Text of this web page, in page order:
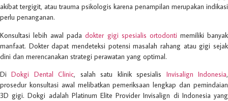
akibat tergigit, atau trauma psikologis karena penampilan merupakan indikasi
perlu penanganan.
Konsultasi lebih awal padadokter gigi spesialis ortodonti memiliki banyak
manfaat. Dokter dapat mendeteksi potensi masalah rahang atau gigi sejak
dini dan merencanakan strategi perawatan yang optimal.
DiDokgi Dental Clinic, salah satu klinik spesialis Invisalign Indonesia,
prosedur konsultasi awal melibatkan pemeriksaan lengkap dan pemindaian
3D gigi. Dokgi adalah Platinum Elite Provider Invisalign di Indonesia yang